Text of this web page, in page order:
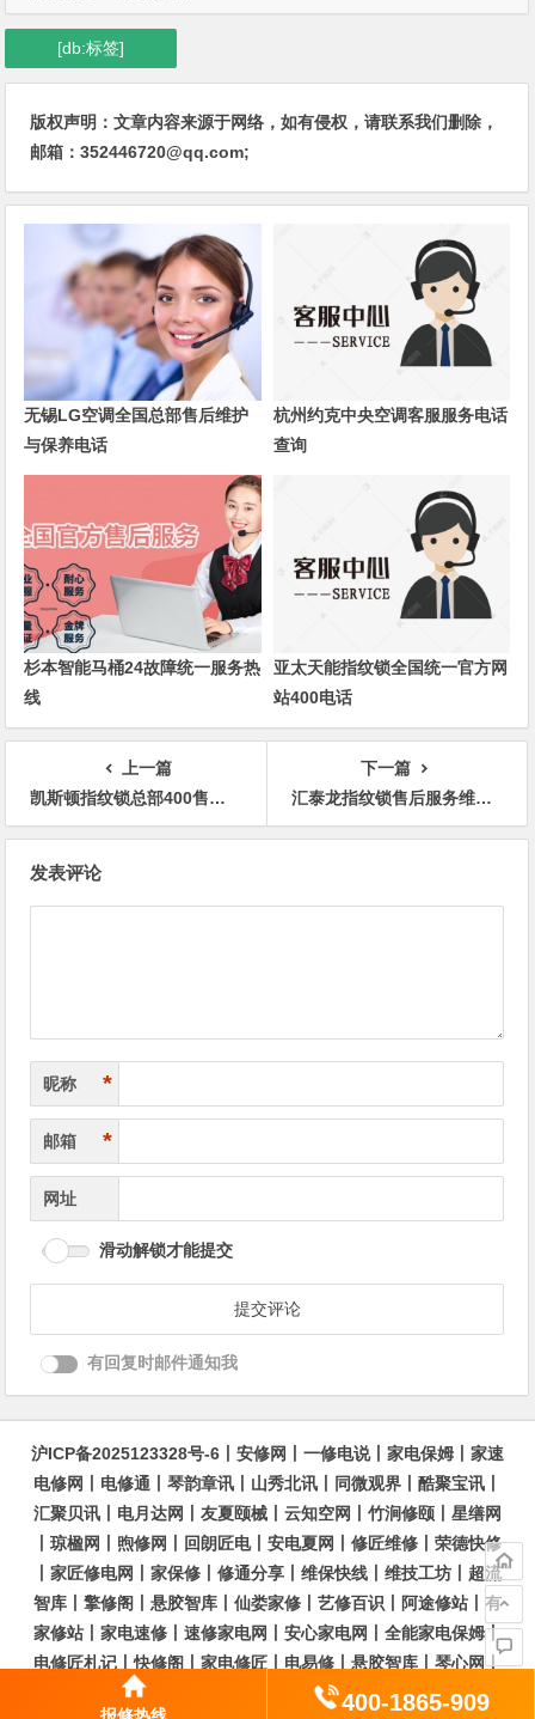
[db:标签]
版权声明：文章内容来源于网络，如有侵权，请联系我们删除，
邮箱：352446720@qq.com;
无锡LG空调全国总部售后维护
与保养电话
杭州约克中央空调客服服务电话
查询
杉本智能马桶24故障统一服务热
线
亚太天能指纹锁全国统一官方网
站400电话
上一篇
凯斯顿指纹锁总部400售后维修上门维修附近电话咨询
下一篇
汇泰龙指纹锁售后服务维修电话全国服务中心
发表评论
昵称 *
邮箱 *
网址
滑动解锁才能提交
有回复时邮件通知我
沪ICP备2025123328号-6 安修网 一修电说丨 家电保姆
家速
电修网
电修通 琴韵章讯 山秀北讯 同微观界 酷聚宝讯
汇聚贝讯
电月达网 友夏颐械 云知空网 竹涧修颐
星缮网
琼楹网 煦修网 回朗匠电丨 安电夏网 修匠维修
荣德快修
家匠修电网 家保修 修通分享 维保快线 维技工坊
超流
智库
擎修阁 悬胶智库 仙娄家修 艺修百识 阿途修站
有
家修站
家电速修 速修家电网 安心家电网 全能家电保姆丨
电修匠札记 丨快修阁 家电修匠 电易修 悬胶智库 琴心网丨
琥梦网
醉琼网丨碧城网
400-1865-909